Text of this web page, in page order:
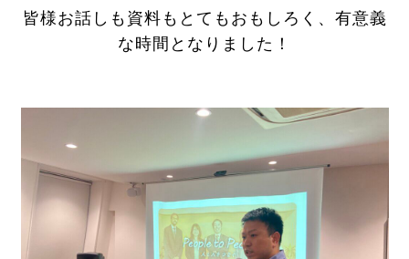
皆様お話しも資料もとてもおもしろく、有意義
な時間となりました！